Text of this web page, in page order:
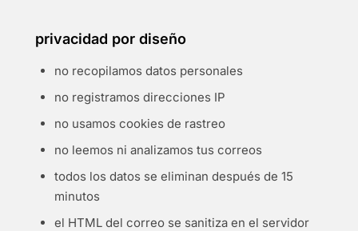
privacidad por diseño
no recopilamos datos personales
no registramos direcciones IP
no usamos cookies de rastreo
no leemos ni analizamos tus correos
todos los datos se eliminan después de 15
minutos
el HTML del correo se sanitiza en el servidor